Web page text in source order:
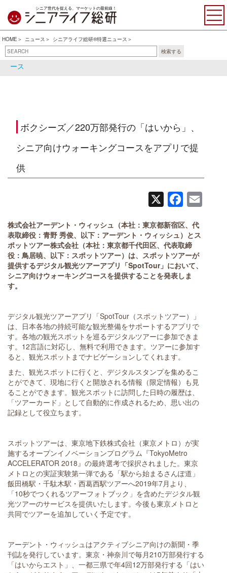
シニア世代を捉える、マーケットの最前線！
HOME ニュース
シニアライフ総研®特選ニュース
検索する
シニアライフ総研®特選ニュ
ース
シニア関連ニュース
ボクシーズ／220万部発行の「はいから」、
シニア向けウォーキングコースをアプリで提
供
Facebook
株式会社アーデント・ウィッシュ（本社：東京都新宿区、代
表取締役：青野 秀俊、以下：アーデント・ウィッシュ）とス
ポットツアー株式会社（本社：東京都千代田区、代表取締
役：鳥居暁、以下：スポットツアー）は、スポットツアーが
提供するデジタル観光ツアーアプリ「SpotTour」において、
シニア向けウォーキングコースを提供することを発表しま
す。
デジタル観光ツアーアプリ「SpotTour（スポットツアー）」
は、日本各地の持続可能な観光整備をサポートするアプリで
す。各地の観光スポットを巡るデジタルツアーに参加できま
す。12言語に対応し、無料で利用できます。ツアーに参加す
ると、観光スポットまでナビゲーションしてくれます。
また、観光スポットに行くと、デジタルスタンプを集めるこ
とができて、現地に行くと開放される情報（限定情報）も見
ることができます。観光スポットに訪問した日時の履歴は、
「ツアーカード」として自動的に作成されるため、思い出の
記録として役立ちます。
スポットツアーは、東京地下鉄株式会社（東京メトロ）が実
施するオープンイノベーションプログラム『TokyoMetro
ACCELERATOR 2018』の最終選考で採択されました。東京
メトロとの実証実験第一弾である「駅から始まるさんぽ道」
飯田橋駅・千駄木駅・西葛西駅ツアーへ2019年7月より、
「10秒でつくれるツアーフォトブック」を含めたデジタル観
光ツアーのサービスを提供いたします。今後も東京メトロと
共同でツアーを追加していく予定です。
アーデント・ウィッシュはアクティブシニア向けの新聞・季
刊誌を発行しています。東京・神奈川で毎月210万部発行する
「はいからエスト」、一都三県で年4回12万部発行する「はい